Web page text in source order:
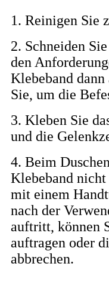
1. Reinigen Sie
2. Schneiden
den
Klebeband
Sie, um die
3. Kleben Sie
und die
4. Beim
Klebeband nicht
mit einem
nach der
auftritt, können
auftragen oder
abbrechen.